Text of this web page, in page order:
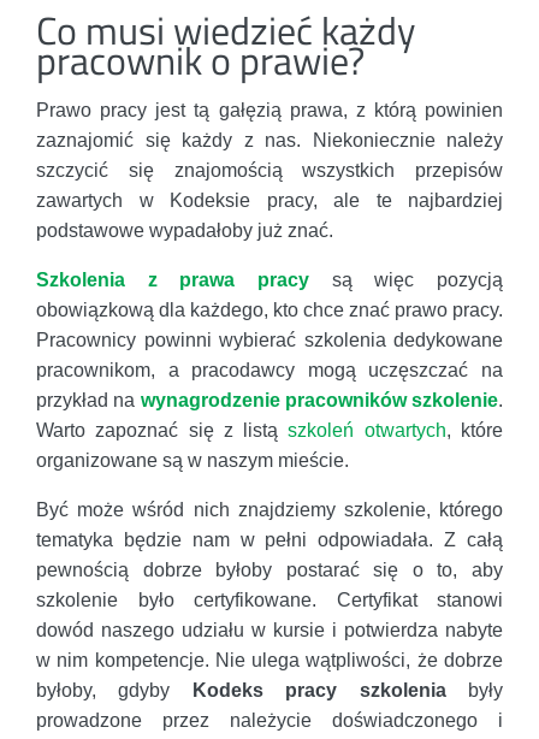
Co musi wiedzieć każdy
pracownik o prawie?
Prawo pracy jest tą gałęzią prawa, z którą powinien
zaznajomić się każdy z nas. Niekoniecznie należy
szczycić się znajomością wszystkich przepisów
zawartych w Kodeksie pracy, ale te najbardziej
podstawowe wypadałoby już znać.
Szkolenia z prawa pracy są więc pozycją
obowiązkową dla każdego, kto chce znać prawo pracy.
Pracownicy powinni wybierać szkolenia dedykowane
pracownikom, a pracodawcy mogą uczęszczać na
przykład na wynagrodzenie pracowników szkolenie.
Warto zapoznać się z listąszkoleń otwartych, które
organizowane są w naszym mieście.
Być może wśród nich znajdziemy szkolenie, którego
tematyka będzie nam w pełni odpowiadała. Z całą
pewnością dobrze byłoby postarać się o to, aby
szkolenie było certyfikowane. Certyfikat stanowi
dowód naszego udziału w kursie i potwierdza nabyte
w nim kompetencje. Nie ulega wątpliwości, że dobrze
byłoby, gdyby
Kodeks pracy szkoleniabyły
prowadzone przez należycie doświadczonego i